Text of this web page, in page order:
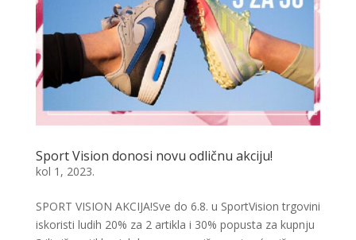
Sport Vision donosi novu odličnu akciju!
kol 1, 2023.
SPORT VISION AKCIJA!Sve do 6.8. u SportVision trgovini
iskoristi ludih 20% za 2 artikla i 30% popusta za kupnju